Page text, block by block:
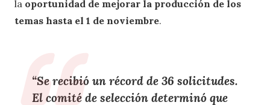
la oportunidad de mejorar la producción de los
temas hasta el 1 de noviembre.
“Se recibió un récord de 36 solicitudes.
El comité de selección determinó que